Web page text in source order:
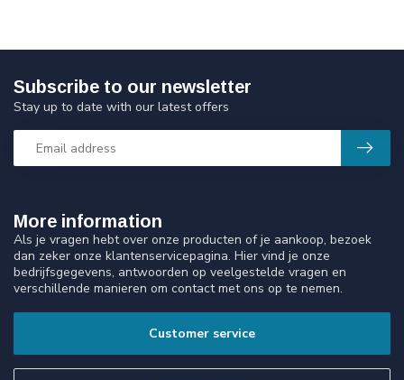
More information
Als je vragen hebt over onze producten of je aankoop, bezoek
dan zeker onze klantenservicepagina. Hier vind je onze
bedrijfsgegevens, antwoorden op veelgestelde vragen en
verschillende manieren om contact met ons op te nemen.
Customer service
Subscribe to our newsletter
Stay up to date with our latest offers